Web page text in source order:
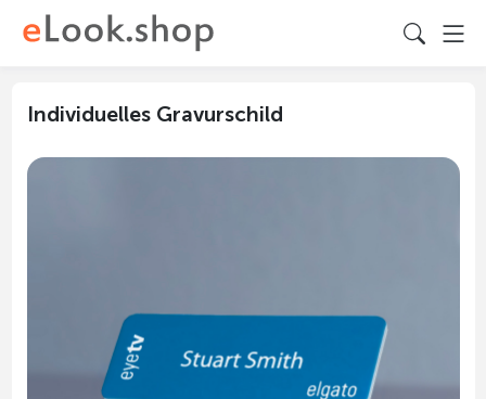
Individuelles Gravurschild